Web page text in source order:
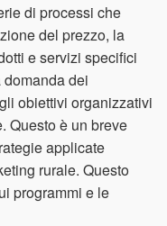
di processi che
del prezzo, la
e servizi specifici
dei
obiettivi organizzativi
Questo è un breve
applicate
rurale. Questo
programmi e le